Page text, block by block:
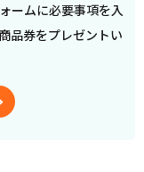
ームに必要事項を入
品券をプレゼントい